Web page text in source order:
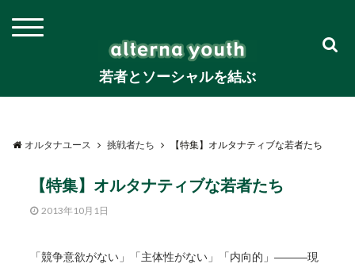
若者とソーシャルを結ぶ
オルタナユース 挑戦者たち 【特集】オルタナティブな若者たち
【特集】オルタナティブな若者たち
2013年10月1日
「競争意欲がない」「主体性がない」「内向的」―――現